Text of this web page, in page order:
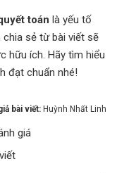
toán là yếu tố
chia sẻ từ bài viết sẽ
hữu ích. Hãy tìm hiểu
đạt chuẩn nhé!
bài viết: Huỳnh Nhất Linh
giá